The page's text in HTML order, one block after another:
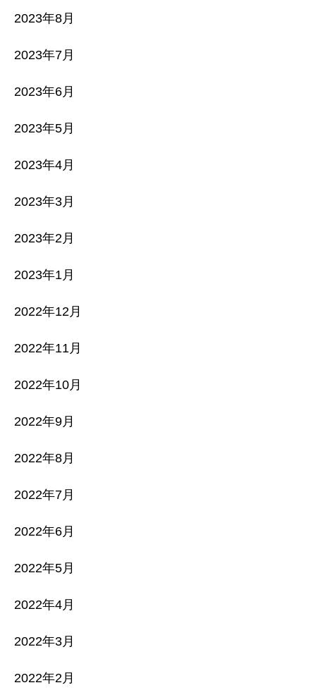
2023年8月
2023年7月
2023年6月
2023年5月
2023年4月
2023年3月
2023年2月
2023年1月
2022年12月
2022年11月
2022年10月
2022年9月
2022年8月
2022年7月
2022年6月
2022年5月
2022年4月
2022年3月
2022年2月